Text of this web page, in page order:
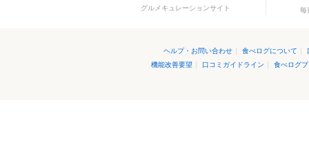
グルメキュレーションサイト 毎
ヘルプ・お問い合わせ | 食べログについて |
機能改善要望 | 口コミガイドライン | 食べログ